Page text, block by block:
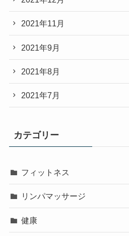
2021年11月
2021年9月
2021年8月
2021年7月
カテゴリー
フィットネス
リンパマッサージ
健康